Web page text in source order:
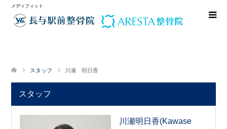
メディフィット
スタッフ 川瀬 明日香
スタッフ
川瀬明日香(Kawase